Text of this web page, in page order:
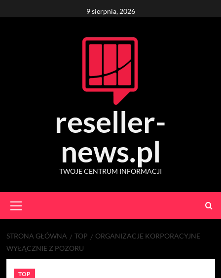
to
9 sierpnia, 2026
reseller-
news.pl
TWOJE CENTRUM INFORMACJI
Menu
STRONA GŁÓWNA TOP
ORGANIZACJE KORPORACYJNE
WYŁĄCZNIE Z POZORU
TOP